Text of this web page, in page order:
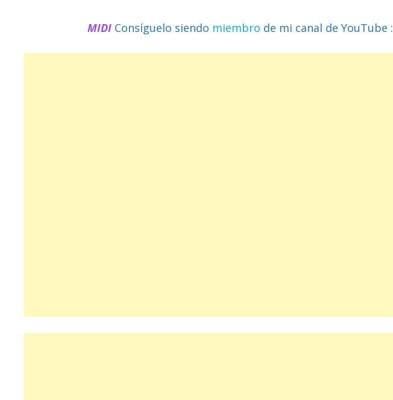
MIDI Consíguelo siendo miembro de mi canal de YouTube :